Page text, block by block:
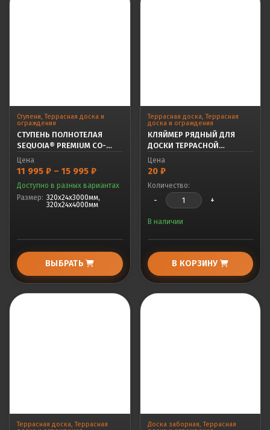
Ступени,Террасная доска и
ограждения
СТУПЕНЬ ПОЛНОТЕЛАЯ
SEQUOIA® PREMIUM CO-
EXTRUSION SILVER GRAY
Цена
11 995 ₽ – 15 995 ₽Диапазон
11
995 ₽
–
Доступно в разных вариантах
Размер: 320х24х3000мм,
320х24х4000мм
ВЫБРАТЬ
Террасная доска,Террасная
доска и ограждения
КЛЯЙМЕР РЯДНЫЙ ДЛЯ
ДОСКИ ТЕРРАСНОЙ
SEQUOIA®
Цена
20 ₽
Количество:
- +
В наличии
В КОРЗИНУ
Террасная доска ,Террасная
Доска заборная ,Террасная